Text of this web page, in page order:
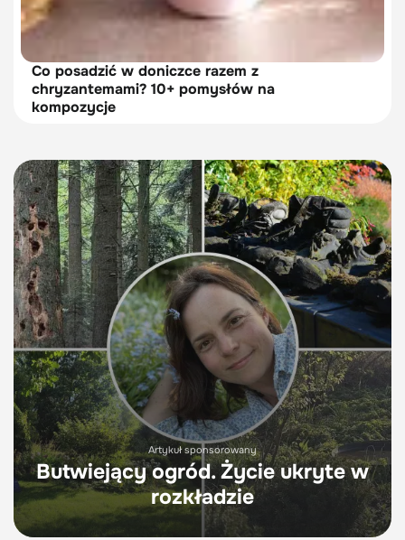
Co posadzić w doniczce razem z
chryzantemami? 10+ pomysłów na
kompozycje
Artykuł sponsorowany
Butwiejący ogród. Życie ukryte w
rozkładzie